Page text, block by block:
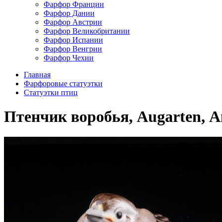
Фарфор Франции
Фарфор Дании
Фарфор Австрии
Фарфор Великобритании
Фарфор Испании
Фарфор Венгрии
Фарфор Чехии
Главная
Фарфоровые статуэтки
Cтатуэтки птиц
Птенчик воробья, Augarten,